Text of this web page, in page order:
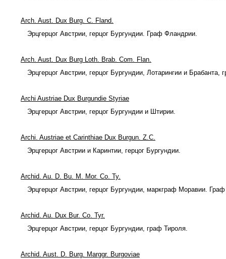
Arch. Aust. Dux Burg. C. Fland.
Эрцгерцог Австрии, герцог Бургундии. Граф Фландрии.
Arch. Aust. Dux Burg Loth. Brab. Com. Flan.
Эрцгерцог Австрии, герцог Бургундии, Лотарингии и Брабанта,
Archi Austriae Dux Burgundie Styriae
Эрцгерцог Австрии, герцог Бургундии и Штирии.
Archi. Austriae et Carinthiae Dux Burgun. Z.C.
Эрцгерцог Австрии и Каринтии, герцог Бургундии.
Archid. Au. D. Bu. M. Мог. Со. Ту.
Эрцгерцог Австрии, герцог Бургундии, маркграф Моравии.
Archid. Au. Dux Bur. Co. Tyr.
Эрцгерцог Австрии, герцог Бургундии, граф Тироля.
Archid. Aust. D. Burg. Marggr. Burgoviae